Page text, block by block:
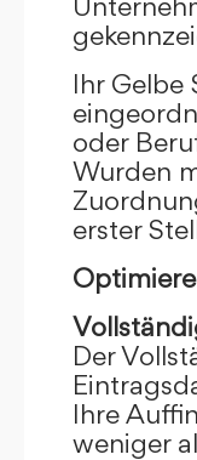
Ihr Gelbe
oder
Wurden
erster
Der
Ihre
weniger